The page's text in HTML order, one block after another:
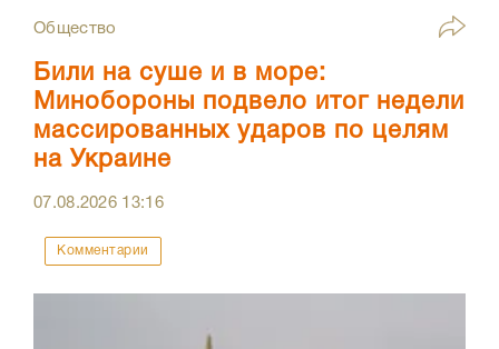
Общество
Били на суше и в море:
Минобороны подвело итог недели
массированных ударов по целям
на Украине
07.08.2026 13:16
Комментарии